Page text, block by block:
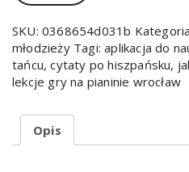
SKU: 0368654d031b
młodzieży Tagi:aplikacja do
tańcu,cytaty po hiszpańsku,
lekcje gry na pianinie wrocław
Opis